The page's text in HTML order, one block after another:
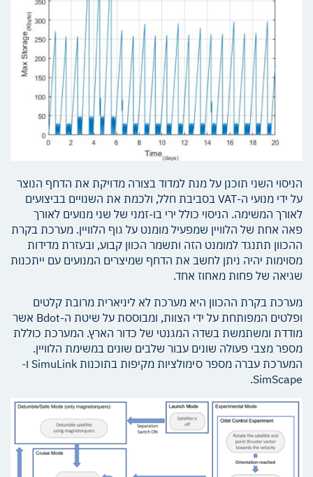
הניסוי השני תוכנן על מנת למדוד בצורה מדויקת את הדחף הנוצר
על ידי מנועי ה-VAT בסביבת חלל, ולכמת את השנויים בביצועים
לאורך המשימה. הניסוי כולל ירי בו-זמני של שני מנועים לאורך
פאה אחת של הלוויין שמפעיל מומנט על גוף הלוויין. מערכת בקרת
ההכוון תתנגד למומנט הזה ותשמר הכוון קבוע, ובעזרת מדידות
מסוימות יהיה ניתן לחשב את הדחף שמיצרים המנועים עם ייתכנות
שגיאה של פחות מאחוז אחד.
מערכת בקרת ההכוון היא מערכת לא ליניארית מרובת קלטים
ופלטים המפותחת על ידי הצוות, ומבוססת על שיטת ה-Bdot אשר
מודדת ומשתמשת בשדה המגנטי של כדור הארץ. המערכת כוללת
מספר מצבי פעולה שונים עבור שלבים שונים במשימת הלוויין.
המערכת עברה מספר סימולציות מקיפות בתוכנות SimuLink ו-
SimScape.